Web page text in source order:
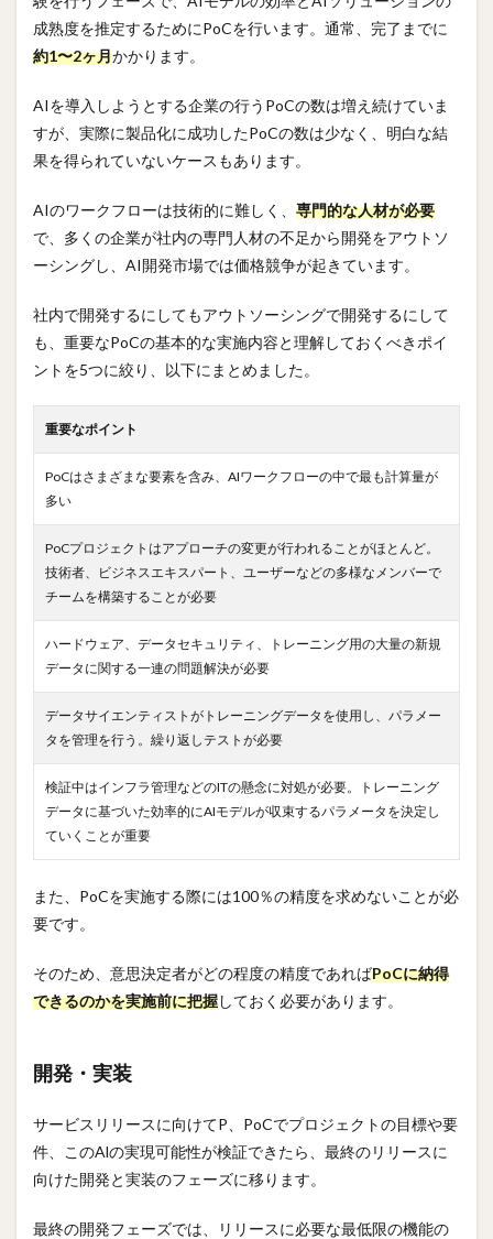
成熟度を推定するためにPoCを行います。通常、完了までに
約1〜2ヶ月かかります。
AIを導入しようとする企業の行うPoCの数は増え続けていま
すが、実際に製品化に成功したPoCの数は少なく、明白な結
果を得られていないケースもあります。
AIのワークフローは技術的に難しく、 専門的な人材が必要
で、多くの企業が社内の専門人材の不足から開発をアウトソ
ーシングし、AI開発市場では価格競争が起きています。
社内で開発するにしてもアウトソーシングで開発するにして
も、重要なPoCの基本的な実施内容と理解しておくべきポイ
ントを5つに絞り、以下にまとめました。
重要なポイント
PoCはさまざまな要素を含み、AIワークフローの中で最も計算量が
多い
PoCプロジェクトはアプローチの変更が行われることがほとんど。
技術者、ビジネスエキスパート、ユーザーなどの多様なメンバーで
チームを構築することが必要
ハードウェア、データセキュリティ、トレーニング用の大量の新規
データに関する一連の問題解決が必要
データサイエンティストがトレーニングデータを使用し、パラメー
タを管理を行う。繰り返しテストが必要
検証中はインフラ管理などのITの懸念に対処が必要。トレーニング
データに基づいた効率的にAIモデルが収束するパラメータを決定し
ていくことが重要
また、PoCを実施する際には100％の精度を求めないことが必
要です。
そのため、意思決定者がどの程度の精度であればPoCに納得
できるのかを実施前に把握しておく必要があります。
開発・実装
サービスリリースに向けてP、PoCでプロジェクトの目標や要
件、このAlの実現可能性が検証できたら、最終のリリースに
向けた開発と実装のフェーズに移ります。
最終の開発フェーズでは、リリースに必要な最低限の機能の